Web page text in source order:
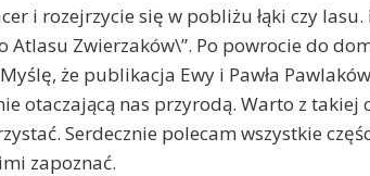
i rozejrzycie się w pobliżu łąki czy
Atlasu Zwierzaków\”. Po powrocie do
Myślę, że publikacja Ewy i Pawła
otaczającą nas przyrodą. Warto z takiej
Serdecznie polecam wszystkie
zapoznać.